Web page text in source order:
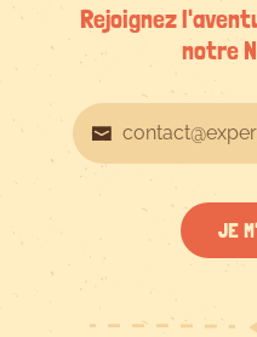
Rejoignez
notre
JE